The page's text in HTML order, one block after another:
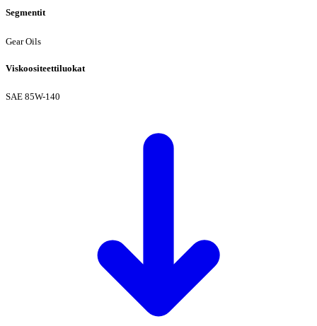
Segmentit
Gear Oils
Viskoositeettiluokat
SAE 85W-140